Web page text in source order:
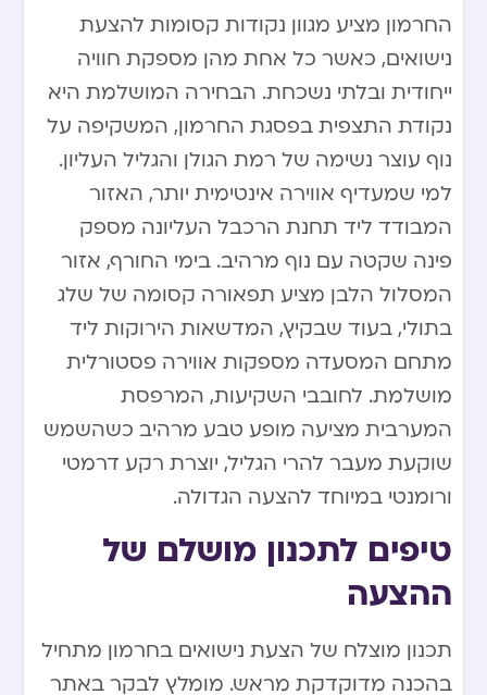
החרמון מציע מגוון נקודות קסומות להצעת
נישואים, כאשר כל אחת מהן מספקת חוויה
ייחודית ובלתי נשכחת. הבחירה המושלמת היא
נקודת התצפית בפסגת החרמון, המשקיפה על
נוף עוצר נשימה של רמת הגולן והגליל העליון.
למי שמעדיף אווירה אינטימית יותר, האזור
המבודד ליד תחנת הרכבל העליונה מספק
פינה שקטה עם נוף מרהיב. בימי החורף, אזור
המסלול הלבן מציע תפאורה קסומה של שלג
בתולי, בעוד שבקיץ, המדשאות הירוקות ליד
מתחם המסעדה מספקות אווירה פסטורלית
מושלמת. לחובבי השקיעות, המרפסת
המערבית מציעה מופע טבע מרהיב כשהשמש
שוקעת מעבר להרי הגליל, יוצרת רקע דרמטי
ורומנטי במיוחד להצעה הגדולה.
טיפים לתכנון מושלם של
ההצעה
תכנון מוצלח של הצעת נישואים בחרמון מתחיל
בהכנה מדוקדקת מראש. מומלץ לבקר באתר